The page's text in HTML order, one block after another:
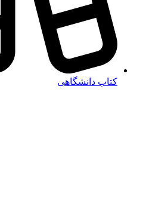
کتاب دانشگاهی